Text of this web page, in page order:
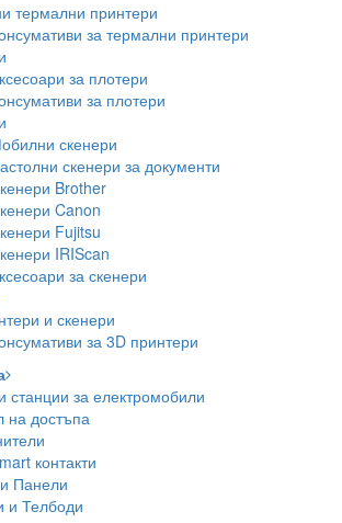
термални принтери
за термални принтери
за плотери
за плотери
скенери
скенери за документи
Brother
Canon
Fujitsu
IRIScan
за скенери
и скенери
за 3D принтери
станции за електромобили
на достъпа
контакти
Панели
и Телбоди